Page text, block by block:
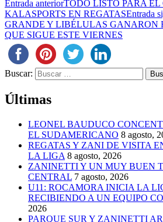
Entrada anteriorTODO LISTO PARA EL
KALASPORTS EN REGATASEntrada
GRANDE Y LIBÉLULAS GANARON
QUE SIGUE ESTE VIERNES
Buscar:
Últimas
LEONEL BAUDUCO
EL SUDAMERICANO 8 agosto,
REGATAS Y ZANI DE VISITA
LA LIGA 8 agosto, 2026
ZANINETTI Y UN MUY BUEN
CENTRAL 7 agosto, 2026
U11: ROCAMORA INICIA LA
RECIBIENDO A UN EQUIPO
2026
PARQUE SUR Y ZANINETTI